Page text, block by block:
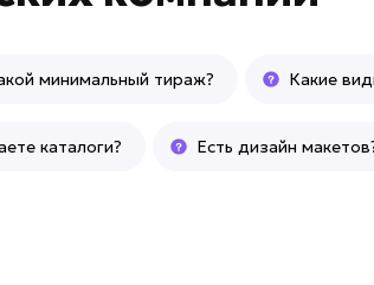
минимальный тираж? Какие
каталоги? Есть дизайн